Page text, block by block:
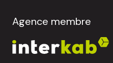
Agence membre